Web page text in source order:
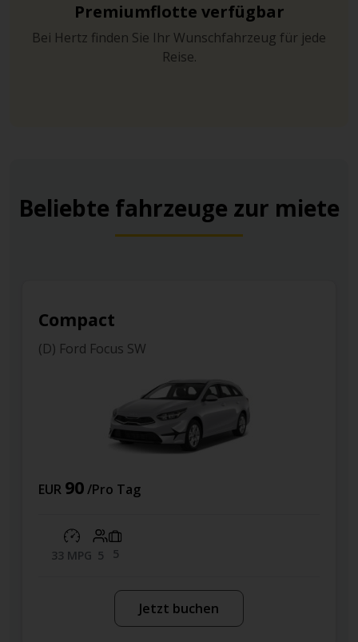
Premiumflotte verfügbar
Bei Hertz finden Sie Ihr Wunschfahrzeug für jede
Reise.
Beliebte fahrzeuge zur miete
Focus SW
/Pro Tag
Jetzt buchen